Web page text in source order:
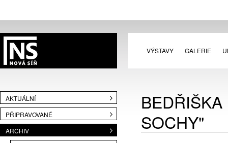
VÝSTAVY GALERIE
AKTUÁLNÍ
PŘIPRAVOVANÉ
ARCHIV
SOCHY"